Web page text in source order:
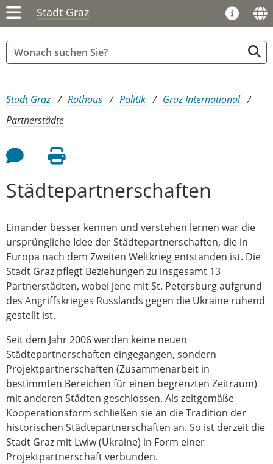
Stadt Graz
Sie sind hier:
Stadt Graz Rathaus Politik
Graz International
Partnerstädte
Feedback an Autor
Seite drucken
Städtepartnerschaften
Einander besser kennen und verstehen lernen war die
ursprüngliche Idee der Städtepartnerschaften, die in
Europa nach dem Zweiten Weltkrieg entstanden ist. Die
Stadt Graz pflegt Beziehungen zu insgesamt 13
Partnerstädten, wobei jene mit St. Petersburg aufgrund
des Angriffskrieges Russlands gegen die Ukraine ruhend
gestellt ist.
Seit dem Jahr 2006 werden keine neuen
Städtepartnerschaften eingegangen, sondern
Projektpartnerschaften (Zusammenarbeit in
bestimmten Bereichen für einen begrenzten Zeitraum)
mit anderen Städten geschlossen. Als zeitgemäße
Kooperationsform schließen sie an die Tradition der
historischen Städtepartnerschaften an. So ist derzeit die
Stadt Graz mit Lwiw (Ukraine) in Form einer
Projektpartnerschaft verbunden.